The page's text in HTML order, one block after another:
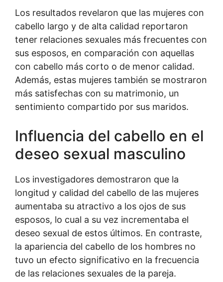
Los resultados revelaron que las mujeres con
cabello largo y de alta calidad reportaron
tener relaciones sexuales más frecuentes con
sus esposos, en comparación con aquellas
con cabello más corto o de menor calidad.
Además, estas mujeres también se mostraron
más satisfechas con su matrimonio, un
sentimiento compartido por sus maridos.
Influencia del cabello en el
deseo sexual masculino
Los investigadores demostraron que la
longitud y calidad del cabello de las mujeres
aumentaba su atractivo a los ojos de sus
esposos, lo cual a su vez incrementaba el
deseo sexual de estos últimos. En contraste,
la apariencia del cabello de los hombres no
tuvo un efecto significativo en la frecuencia
de las relaciones sexuales de la pareja.